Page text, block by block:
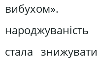
вибухом».
стала